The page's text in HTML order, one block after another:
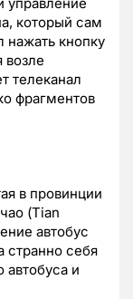
управление
который сам
нажать кнопку
возле
телеканал
фрагментов
в провинции
(Tian
автобус
странно себя
автобуса и